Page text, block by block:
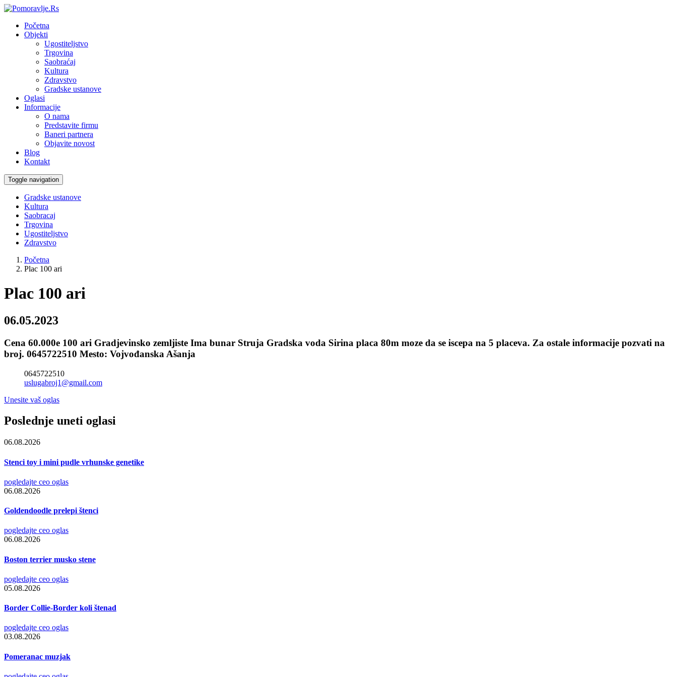
Početna
Objekti
Ugostiteljstvo
Trgovina
Saobraćaj
Kultura
Zdravstvo
Gradske ustanove
Oglasi
Informacije
O nama
Predstavite firmu
Baneri partnera
Objavite novost
Blog
Kontakt
Toggle navigation
Gradske ustanove
Kultura
Saobracaj
Trgovina
Ugostiteljstvo
Zdravstvo
Početna
Plac 100 ari
Plac 100 ari
06.05.2023
Cena 60.000e 100 ari Gradjevinsko zemljiste Ima bunar Struja Gradska voda Sirina placa 80m moze da se iscepa na 5 placeva. Za ostale informacije pozvati na
broj. 0645722510 Mesto: Vojvođanska Ašanja
0645722510
uslugabroj1@gmail.com
Unesite vaš oglas
Poslednje uneti oglasi
06.08.2026
Stenci toy i mini pudle vrhunske genetike
pogledajte ceo oglas
06.08.2026
Goldendoodle prelepi štenci
pogledajte ceo oglas
06.08.2026
Boston terrier musko stene
pogledajte ceo oglas
05.08.2026
Border Collie-Border koli štenad
pogledajte ceo oglas
03.08.2026
Pomeranac muzjak